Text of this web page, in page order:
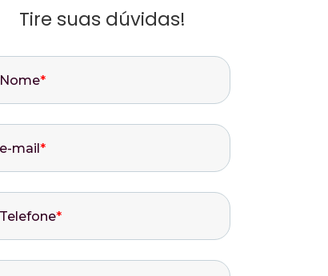
Tire suas dúvidas!
Nome*
e-mail*
Telefone*